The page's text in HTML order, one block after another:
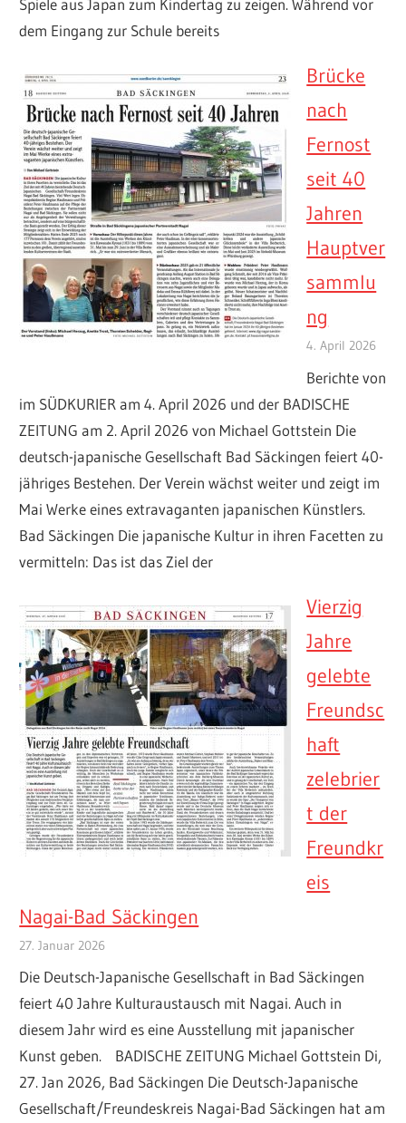
Spiele aus Japan zum Kindertag zu zeigen. Während vor
dem Eingang zur Schule bereits
Brücke
nach
Fernost
seit 40
Jahren
Hauptver
sammlu
ng
4. April 2026
Berichte von
im SÜDKURIER am 4. April 2026 und der BADISCHE
ZEITUNG am 2. April 2026 von Michael Gottstein Die
deutsch-japanische Gesellschaft Bad Säckingen feiert 40-
jähriges Bestehen. Der Verein wächst weiter und zeigt im
Mai Werke eines extravaganten japanischen Künstlers.
Bad Säckingen Die japanische Kultur in ihren Facetten zu
vermitteln: Das ist das Ziel der
Vierzig
Jahre
gelebte
Freundsc
haft
zelebrier
t der
Freundkr
eis
Nagai-Bad Säckingen
27. Januar 2026
Die Deutsch-Japanische Gesellschaft in Bad Säckingen
feiert 40 Jahre Kulturaustausch mit Nagai. Auch in
diesem Jahr wird es eine Ausstellung mit japanischer
Kunst geben. BADISCHE ZEITUNG Michael Gottstein Di,
27. Jan 2026, Bad Säckingen Die Deutsch-Japanische
Gesellschaft/Freundeskreis Nagai-Bad Säckingen hat am